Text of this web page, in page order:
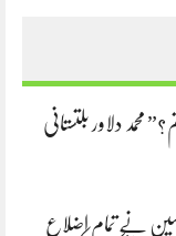
محمد دلاور بلتستانی
حسین نے تمام اضلاع